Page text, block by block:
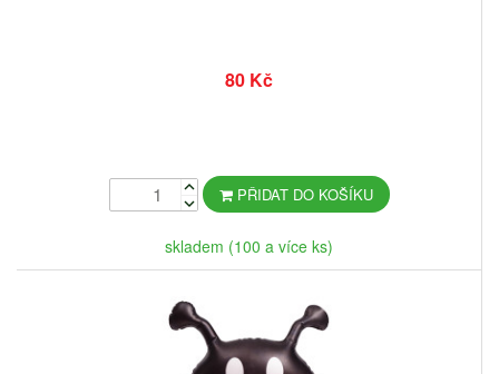
80 Kč
PŘIDAT DO KOŠÍKU
skladem (100 a více ks)